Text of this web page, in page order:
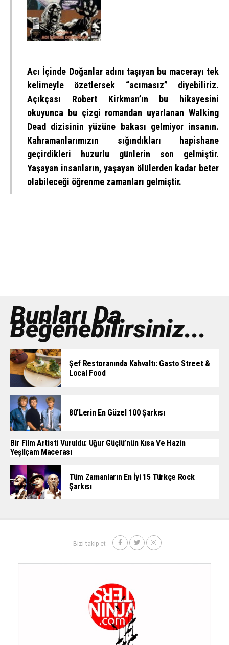
Acı İçinde Doğanlar adını taşıyan bu macerayı tek
kelimeyle özetlersek “acımasız” diyebiliriz.
Açıkçası Robert Kirkman’ın bu hikayesini
okuyunca bu çizgi romandan uyarlanan Walking
Dead dizisinin yüzüne bakası gelmiyor insanın.
Kahramanlarımızın sığındıkları hapishane
geçirdikleri huzurlu günlerin son gelmiştir.
Yaşayan insanların, yaşayan ölülerden kadar beter
olabileceği öğrenme zamanları gelmiştir.
Bunları Da
Beğenebilirsiniz...
Şef Restoranında Kahvaltı: Gasto Street &
Local Food
80’lerin En Güzel 100 Şarkısı
Bir Film Artisti Vuruldu: Uğur Güçlü’nün Kısa Ve Hazin
Yeşilçam Macerası
Tüm Zamanların En İyi 15 Türkçe Rock
Şarkısı
Bizi takip et